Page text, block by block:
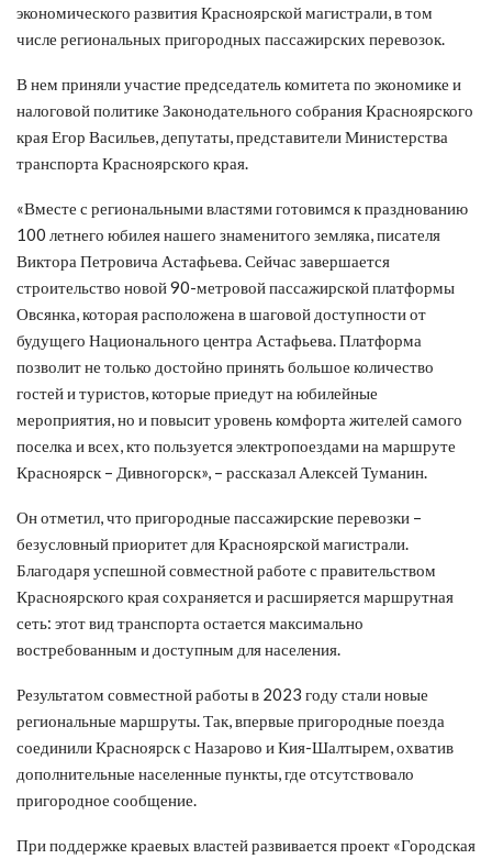
экономического развития Красноярской магистрали, в том
числе региональных пригородных пассажирских перевозок.
В нем приняли участие председатель комитета по экономике и
налоговой политике Законодательного собрания Красноярского
края Егор Васильев, депутаты, представители Министерства
транспорта Красноярского края.
«Вместе с региональными властями готовимся к празднованию
100 летнего юбилея нашего знаменитого земляка, писателя
Виктора Петровича Астафьева. Сейчас завершается
строительство новой 90-метровой пассажирской платформы
Овсянка, которая расположена в шаговой доступности от
будущего Национального центра Астафьева. Платформа
позволит не только достойно принять большое количество
гостей и туристов, которые приедут на юбилейные
мероприятия, но и повысит уровень комфорта жителей самого
поселка и всех, кто пользуется электропоездами на маршруте
Красноярск – Дивногорск», – рассказал Алексей Туманин.
Он отметил, что пригородные пассажирские перевозки –
безусловный приоритет для Красноярской магистрали.
Благодаря успешной совместной работе с правительством
Красноярского края сохраняется и расширяется маршрутная
сеть: этот вид транспорта остается максимально
востребованным и доступным для населения.
Результатом совместной работы в 2023 году стали новые
региональные маршруты. Так, впервые пригородные поезда
соединили Красноярск с Назарово и Кия-Шалтырем, охватив
дополнительные населенные пункты, где отсутствовало
пригородное сообщение.
При поддержке краевых властей развивается проект «Городская